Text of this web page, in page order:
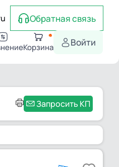
Обратная связь
Корзина Войти
Запросить КП